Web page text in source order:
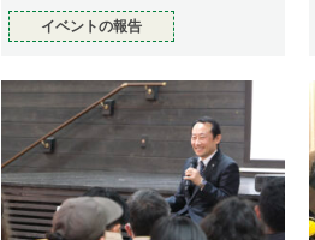
イベントの報告